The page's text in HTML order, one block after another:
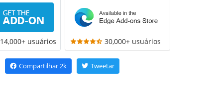
14,000+ usuários 30,000+ usuários
Compartilhar2k Tweetar